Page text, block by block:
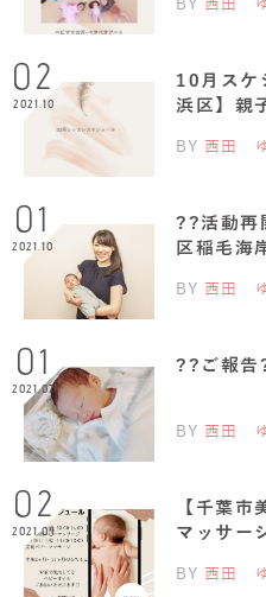
02
2021.10
10月スケ
浜区】親
BY 西田
01
2021.10
??活動再
区稲毛
BY 西田
01
2021.07
??ご報告
BY 西田
02
2021.04
【千葉
マッサ
BY 西田